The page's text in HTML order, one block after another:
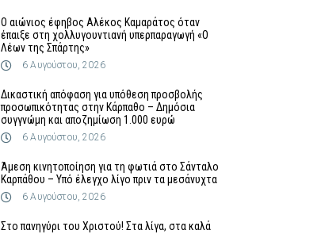
Ο αιώνιος έφηβος Αλέκος Καμαράτος όταν
έπαιξε στη χολλυγουντιανή υπερπαραγωγή «Ο
Λέων της Σπάρτης»
6 Αυγούστου, 2026
Δικαστική απόφαση για υπόθεση προσβολής
προσωπικότητας στην Κάρπαθο – Δημόσια
συγγνώμη και αποζημίωση 1.000 ευρώ
6 Αυγούστου, 2026
Άμεση κινητοποίηση για τη φωτιά στο Σάνταλο
Καρπάθου – Υπό έλεγχο λίγο πριν τα μεσάνυχτα
6 Αυγούστου, 2026
Στο πανηγύρι του Χριστού! Στα λίγα, στα καλά